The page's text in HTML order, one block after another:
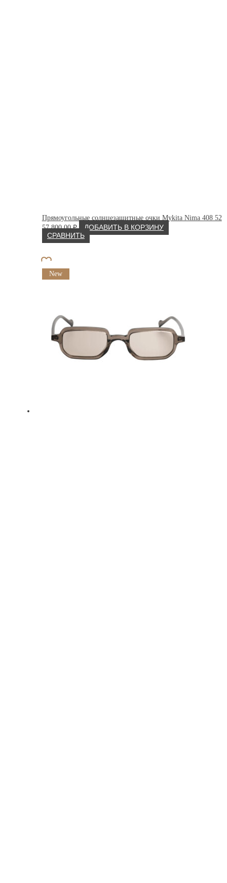
Прямоугольные солнцезащитные очки Mykita Nima 408 52
57 800.00₽
ДОБАВИТЬ В КОРЗИНУ
СРАВНИТЬ
New